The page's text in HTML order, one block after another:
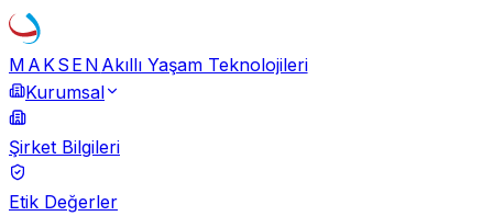
MAKSEN Akıllı Yaşam Teknolojileri
Kurumsal
Şirket Bilgileri
Etik Değerler